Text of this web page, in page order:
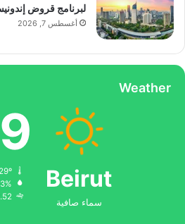
لبرنامج قروض
أغسطس 7, 2026
Weather
Beirut
سماء صافية
2.52